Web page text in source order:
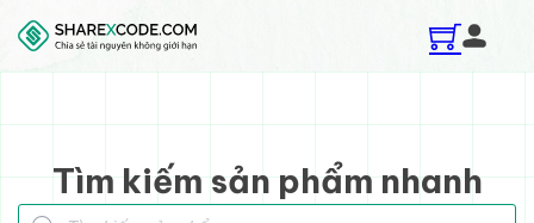
Skip to main content
Skip to footer
Tìm kiếm sản phẩm nhanh
Tìm kiếm sản phẩm